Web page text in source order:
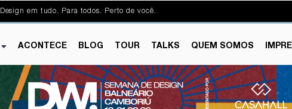
Design em tudo. Para todos. Perto de você.
ACONTECE BLOG TOUR TALKS QUEM SOMOS